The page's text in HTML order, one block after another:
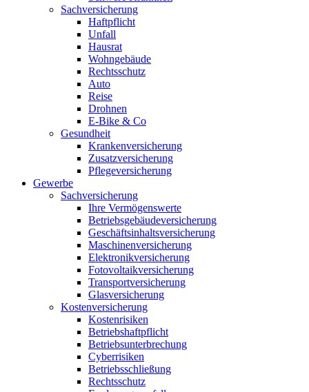
Sachversicherung
Haftpflicht
Unfall
Hausrat
Wohngebäude
Rechtsschutz
Auto
Reise
Drohnen
E-Bike & Co
Gesundheit
Krankenversicherung
Zusatzversicherung
Pflegeversicherung
Gewerbe
Sachversicherung
Ihre Vermögenswerte
Betriebsgebäudeversicherung
Geschäftsinhaltsversicherung
Maschinenversicherung
Elektronikversicherung
Fotovoltaikversicherung
Transportversicherung
Glasversicherung
Kostenversicherung
Kostenrisiken
Betriebshaftpflicht
Betriebsunterbrechung
Cyberrisiken
Betriebsschließung
Rechtsschutz